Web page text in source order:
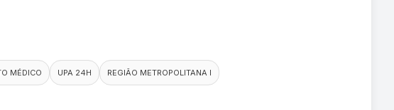
MÉDICO UPA 24H REGIÃO METROPOLITANA I